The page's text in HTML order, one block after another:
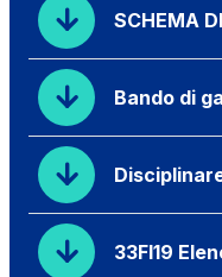
SCHEMA
Bando di
33FI19